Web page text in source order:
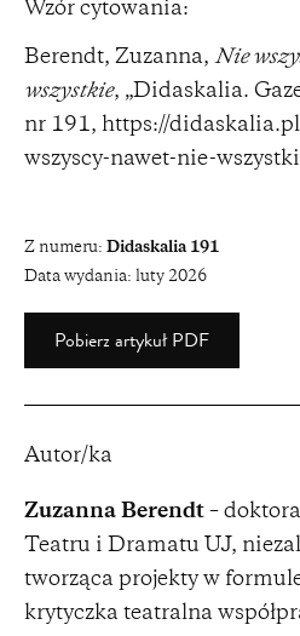
Wzór cytowania:
Berendt, Zuzanna, Nie
wszystkie, „Didaskalia.
nr 191, https://
wszyscy-nawet-nie-
Z numeru: Didaskalia 191
Data wydania: luty 2026
Pobierz artykuł PDF
Autor/ka
Zuzanna Berendt –
Teatru i Dramatu UJ,
tworząca projekty w
krytyczka teatralna